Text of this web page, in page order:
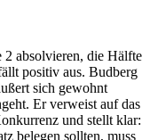
2 absolvieren, die Hälfte
positiv aus. Budberg
sich gewohnt
Er verweist auf das
und stellt klar:
belegen sollten, muss